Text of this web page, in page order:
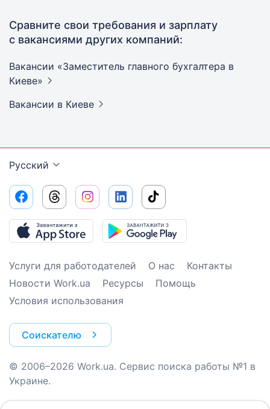
Сравните свои требования и зарплату
с вакансиями других компаний:
Вакансии «Заместитель главного бухгалтера в
Киеве»
Вакансии в Киеве
Русский
Услуги для работодателей О нас
Контакты
Новости Work.ua
Ресурсы
Помощь
Условия использования
Соискателю
© 2006–2026 Work.ua. Сервис поиска работы №1 в
Украине.